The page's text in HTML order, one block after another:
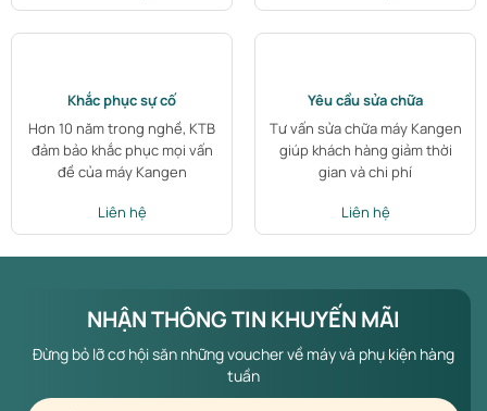
Khắc phục sự cố
Hơn 10 năm trong nghề, KTB
đảm bảo khắc phục mọi vấn
đề của máy Kangen
Liên hệ
Yêu cầu sửa chữa
Tư vấn sửa chữa máy Kangen
giúp khách hàng giảm thời
gian và chi phí
Liên hệ
NHẬN THÔNG TIN KHUYẾN MÃI
Đừng bỏ lỡ cơ hội săn những voucher về máy và phụ kiện hàng
tuần